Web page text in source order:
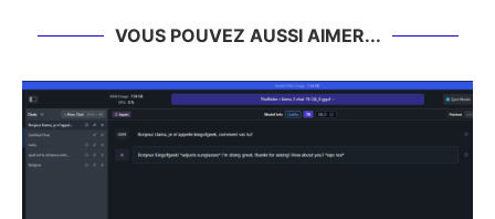
VOUS POUVEZ AUSSI AIMER...